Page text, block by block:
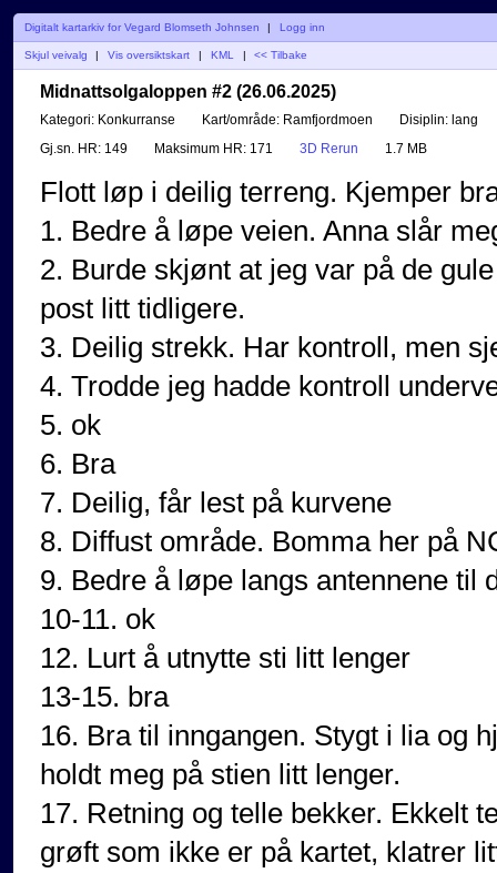
Digitalt kartarkiv for Vegard Blomseth Johnsen | Logg inn
Skjul veivalg Vis oversiktskart KML << Tilbake
Midnattsolgaloppen #2 (26.06.2025)
Kategori: Konkurranse Kart/område: Ramfjordmoen Disiplin: lang
Gj.sn. HR: 149 Maksimum HR: 171 3D Rerun 1.7 MB
Flott løp i deilig terreng. Kjemper
1. Bedre å løpe veien. Anna slår
2. Burde skjønt at jeg var på de
post litt tidligere.
3. Deilig strekk. Har kontroll, men
4. Trodde jeg hadde kontroll
5. ok
6. Bra
7. Deilig, får lest på kurvene
8. Diffust område. Bomma her på
9. Bedre å løpe langs antennene til
10-11. ok
12. Lurt å utnytte sti litt lenger
13-15. bra
16. Bra til inngangen. Stygt i lia og
holdt meg på stien litt lenger.
17. Retning og telle bekker. Ekkelt
grøft som ikke er på kartet, klatrer